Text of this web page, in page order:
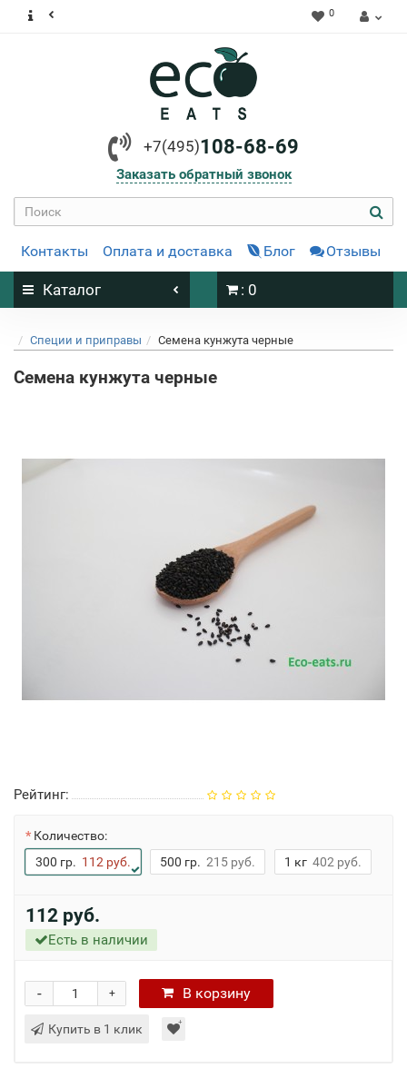
0
+7(495)108-68-69
Заказать обратный звонок
Контакты Оплата и доставка Блог Отзывы
Каталог : 0
Специи и приправы Семена кунжута черные
Семена кунжута черные
Рейтинг:
Количество:
300 гр. 112 руб. 500 гр. 215 руб. 1 кг 402 руб.
112 руб.
Есть в наличии
+
- В корзину
Купить в 1 клик